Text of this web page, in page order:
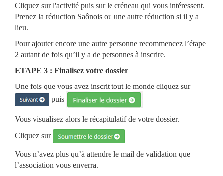
Cliquez sur l'activité puis sur le créneau qui vous intéressent.
Prenez la réduction Saônois ou une autre réduction si il y a
lieu.
Pour ajouter encore une autre personne recommencez l’étape
2 autant de fois qu’il y a de personnes à inscrire.
ETAPE 3 : Finalisez votre dossier
Une fois que vous avez inscrit tout le monde cliquez sur
puis
Vous visualisez alors le récapitulatif de votre dossier.
Cliquez sur
Vous n’avez plus qu’à attendre le mail de validation que
l’association vous enverra.